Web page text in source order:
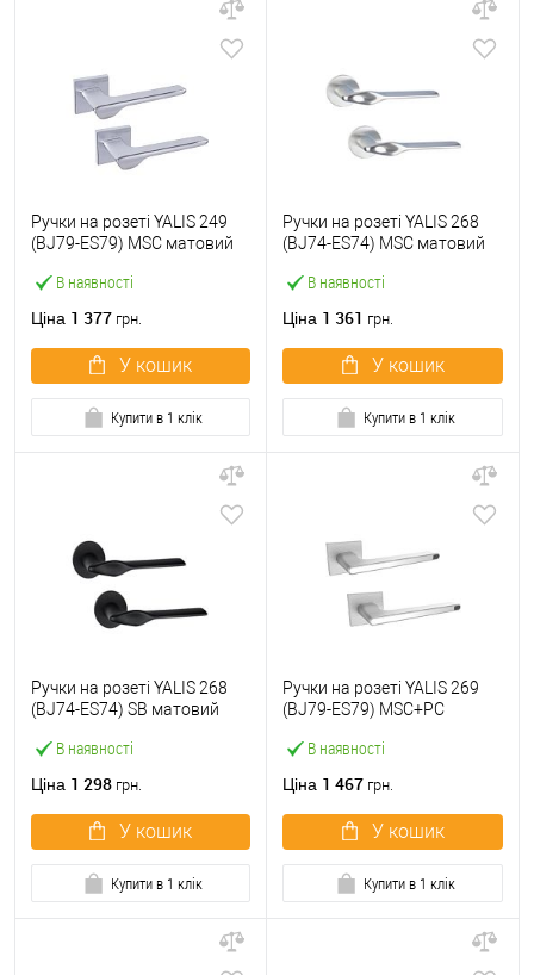
В наявності
Ручки на розеті YALIS 249
(BJ79-ES79) MSC матовий
Ціна 1 377 грн.
У кошик
Купити в 1 клік
В наявності
Ручки на розеті YALIS 268
(BJ74-ES74) MSC матовий
Ціна 1 361 грн.
У кошик
Купити в 1 клік
В наявності
Ручки на розеті YALIS 268
(BJ74-ES74) SB матовий
Ціна 1 298 грн.
У кошик
Купити в 1 клік
В наявності
Ручки на розеті YALIS 269
(BJ79-ES79) MSC+PC
полірований хром
Ціна 1 467 грн.
У кошик
Купити в 1 клік